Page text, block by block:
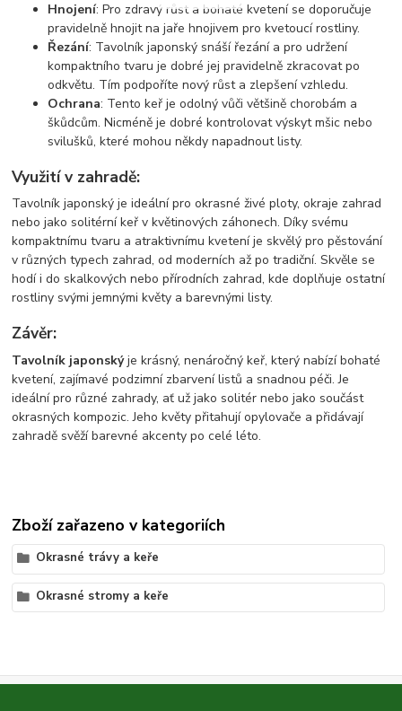
Hnojení: Pro zdravý růst a bohaté kvetení se doporučuje
pravidelně hnojit na jaře hnojivem pro kvetoucí rostliny.
Řezání: Tavolník japonský snáší řezání a pro udržení
kompaktního tvaru je dobré jej pravidelně zkracovat po
odkvětu. Tím podpoříte nový růst a zlepšení vzhledu.
Ochrana: Tento keř je odolný vůči většině chorobám a
škůdcům. Nicméně je dobré kontrolovat výskyt mšic nebo
svilušků, které mohou někdy napadnout listy.
Využití v zahradě:
Tavolník japonský je ideální pro okrasné živé ploty, okraje zahrad
nebo jako solitérní keř v květinových záhonech. Díky svému
kompaktnímu tvaru a atraktivnímu kvetení je skvělý pro pěstování
v různých typech zahrad, od moderních až po tradiční. Skvěle se
hodí i do skalkových nebo přírodních zahrad, kde doplňuje ostatní
rostliny svými jemnými květy a barevnými listy.
Závěr:
Tavolník japonskýje krásný, nenáročný keř, který nabízí bohaté
kvetení, zajímavé podzimní zbarvení listů a snadnou péči. Je
ideální pro různé zahrady, ať už jako solitér nebo jako součást
okrasných kompozic. Jeho květy přitahují opylovače a přidávají
zahradě svěží barevné akcenty po celé léto.
Zboží zařazeno v kategoriích
Okrasné trávy a keře
Okrasné stromy a keře